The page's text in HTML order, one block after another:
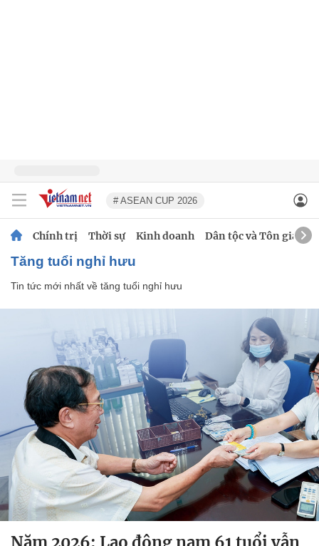
# ASEAN CUP 2026
Chính trị Thời sự Kinh doanh Dân tộc và Tôn giáo
tăng tuổi nghỉ hưu
Tin tức mới nhất về tăng tuổi nghỉ hưu